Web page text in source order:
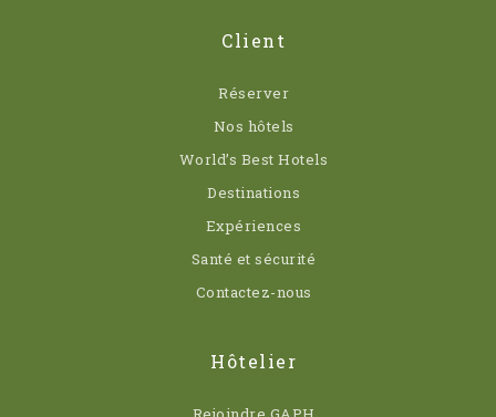
Client
Réserver
Nos hôtels
World’s Best Hotels
Destinations
Expériences
Santé et sécurité
Contactez-nous
Hôtelier